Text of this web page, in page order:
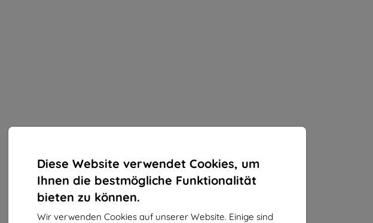
Diese Website verwendet Cookies, um
Ihnen die bestmögliche Funktionalität
bieten zu können.
Wir verwenden Cookies auf unserer Website. Einige sind